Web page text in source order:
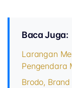
Baca Juga:
Larangan
Pengendara
Brodo,